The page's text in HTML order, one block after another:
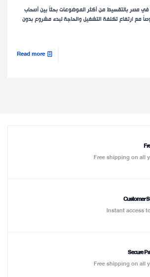
في مصر بالتقسيط من أكثر الموضوعات بحثاً بين أصحاب
مع ارتفاع تكلفة التشغيل والحاجة لبدء مشروع بدون
Read more
Free shipping on all
Customer
Instant access
Free shipping on all